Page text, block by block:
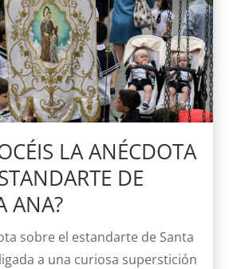
LA ANÉCDOTA
DE
ANA?
sobre el estandarte de Santa
a una curiosa superstición